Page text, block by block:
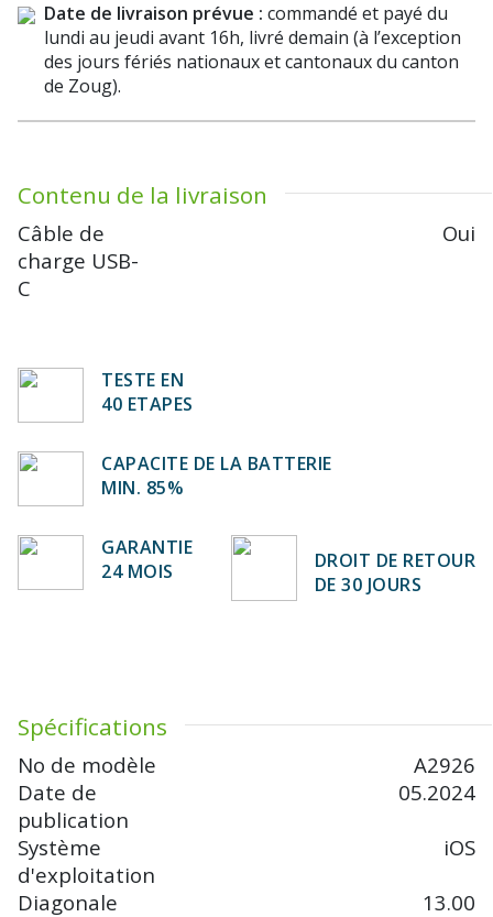
Contenu de la livraison
Câble de
charge USB-
C
Oui
TESTE EN
40 ETAPES
CAPACITE DE LA BATTERIE
MIN. 85%
GARANTIE
24 MOIS
DROIT DE RETOUR
DE 30 JOURS
Spécifications
No de modèle
A2926
Date de
publication
05.2024
Système
d'exploitation
iOS
Diagonale
13.00
Date de livraison prévue : commandé et payé du
lundi au jeudi avant 16h, livré demain (à l’exception
des jours fériés nationaux et cantonaux du canton
de Zoug).